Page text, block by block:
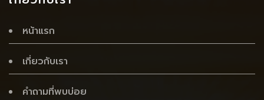
หน้าแรก
เกี่ยวกับเรา
คำถามที่พบบ่อย